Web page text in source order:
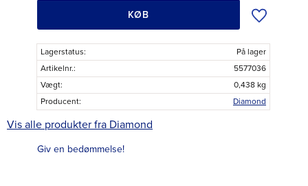
KØB Tilføj til
Lagerstatus
På lager
Artikelnr.
5577036
Vægt
0,438 kg
Producent
Diamond
Vis alle produkter fra Diamond
Giv en bedømmelse!